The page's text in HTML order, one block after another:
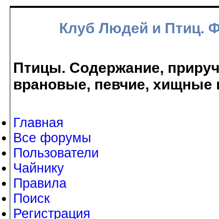
Клуб Людей и Птиц.
Птицы. Содержание,
врановые, певчие, хищные
Главная
Все форумы
Пользователи
Чайнику
Правила
Поиск
Регистрация